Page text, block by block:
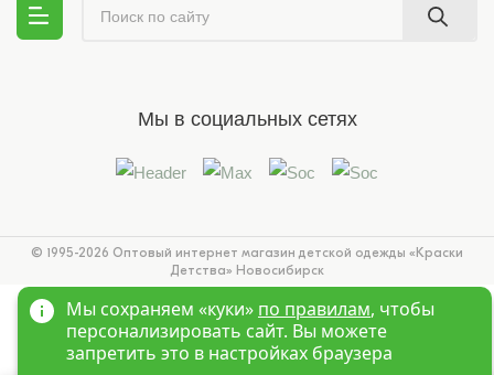
Мы в социальных сетях
© 1995-2026 Оптовый интернет магазин детской одежды «Краски
Детства» Новосибирск
Мы сохраняем «куки» по правилам, чтобы
персонализировать сайт. Вы можете
запретить это в настройках браузера